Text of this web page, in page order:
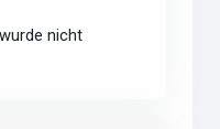
nicht